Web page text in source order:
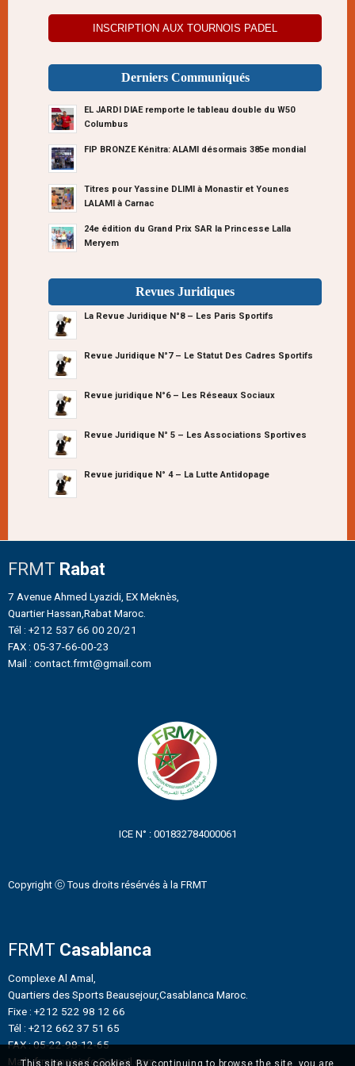
INSCRIPTION AUX TOURNOIS PADEL
Derniers Communiqués
EL JARDI DIAE remporte le tableau double du W50
Columbus
FIP BRONZE Kénitra: ALAMI désormais 385e mondial
Titres pour Yassine DLIMI à Monastir et Younes
LALAMI à Carnac
24e édition du Grand Prix SAR la Princesse Lalla
Meryem
Revues Juridiques
La Revue Juridique N°8 – Les Paris Sportifs
Revue Juridique N°7 – Le Statut Des Cadres Sportifs
Revue juridique N°6 – Les Réseaux Sociaux
Revue Juridique N° 5 – Les Associations Sportives
Revue juridique N° 4 – La Lutte Antidopage
FRMT Rabat
7 Avenue Ahmed Lyazidi, EX Meknès,
Quartier Hassan,Rabat Maroc.
Tél : +212 537 66 00 20/21
FAX : 05-37-66-00-23
Mail : contact.frmt@gmail.com
ICE N° : 001832784000061
Copyright ⓒ Tous droits résérvés à la FRMT
FRMT Casablanca
Complexe Al Amal,
Quartiers des Sports Beausejour,Casablanca Maroc.
Fixe : +212 522 98 12 66
Tél : +212 662 37 51 65
FAX : 05-22-98-12-65
Mail : frmtennisinfo@gmail.com